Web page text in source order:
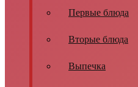
Первые блюда
Вторые блюда
Выпечка